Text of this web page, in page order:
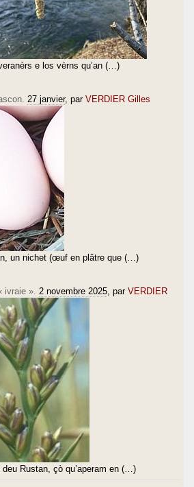
e los vèrns qu’an (…)
27 janvier, par VERDIER Gilles
un nichet (œuf en plâtre que (…)
ivraie ». 2 novembre 2025, par VERDIER
deu Rustan, çò qu’aperam en (…)